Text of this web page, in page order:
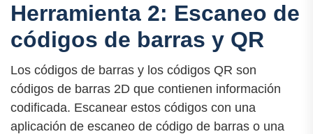
Herramienta 2: Escaneo de
códigos de barras y QR
Los códigos de barras y los códigos QR son
códigos de barras 2D que contienen información
codificada. Escanear estos códigos con una
aplicación de escaneo de código de barras o una